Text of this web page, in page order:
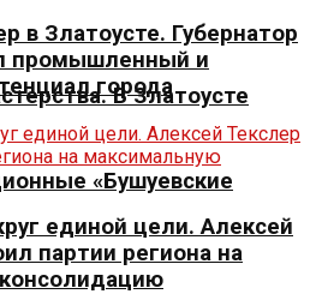
В Златоусте
«Бушуевские
в Златоусте. Губернатор
промышленный и
города
единой цели. Алексей
партии региона на